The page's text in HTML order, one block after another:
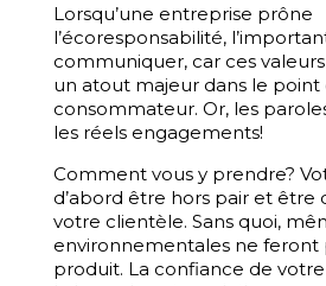
Lorsqu’une entreprise prône
l’écoresponsabilité,
communiquer, car ces
un atout majeur dans le point
consommateur. Or, les
les réels engagements!
Comment vous y prendre?
d’abord être hors pair et être
votre clientèle. Sans quoi,
environnementales ne feront
produit. La confiance de